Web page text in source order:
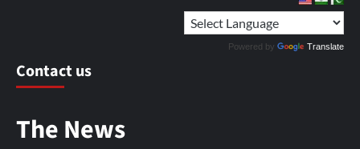
Powered by Translate
Contact us
The News